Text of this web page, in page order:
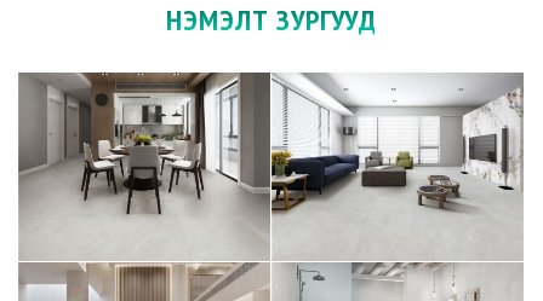
НЭМЭЛТ ЗУРГУУД